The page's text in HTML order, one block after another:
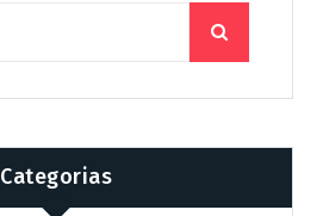
Categorias